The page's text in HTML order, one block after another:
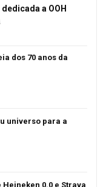
a OOH
dos 70 anos da
universo para a
0.0 e Strava